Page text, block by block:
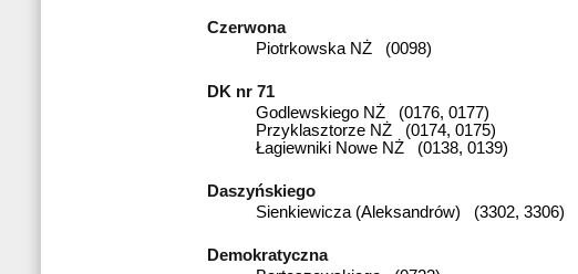
Czerwona
Piotrkowska NŻ (0098)
DK nr 71
Godlewskiego NŻ (0176, 0177)
Przyklasztorze NŻ (0174, 0175)
Łagiewniki Nowe NŻ (0138, 0139)
Daszyńskiego
Sienkiewicza (Aleksandrów) (3302, 3306)
Demokratyczna